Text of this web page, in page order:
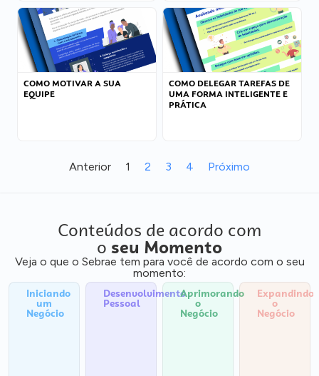
COMO MOTIVAR A SUA
EQUIPE
COMO DELEGAR TAREFAS DE
UMA FORMA INTELIGENTE E
PRÁTICA
Anterior 1 2 3 4 Próximo
Conteúdos de acordo com
o seu Momento
Veja o que o Sebrae tem para você de acordo com o seu
momento:
Iniciando
um
Negócio
Desenvolvimento
Pessoal
Aprimorando
o
Negócio
Expandindo
o
Negócio